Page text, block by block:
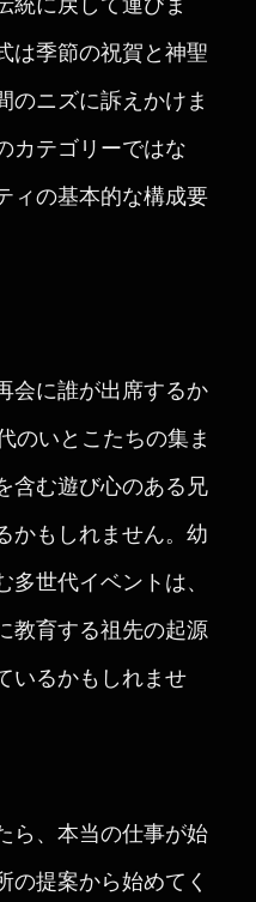
は季節の祝賀と神聖
のニズに訴えかけま
カテゴリーではな
ィの基本的な構成要
会に誰が出席するか
のいとこたちの集ま
含む遊び心のある兄
かもしれません。幼
世代イベントは、
教育する祖先の起源
いるかもしれませ
ら、本当の仕事が始
の提案から始めてく